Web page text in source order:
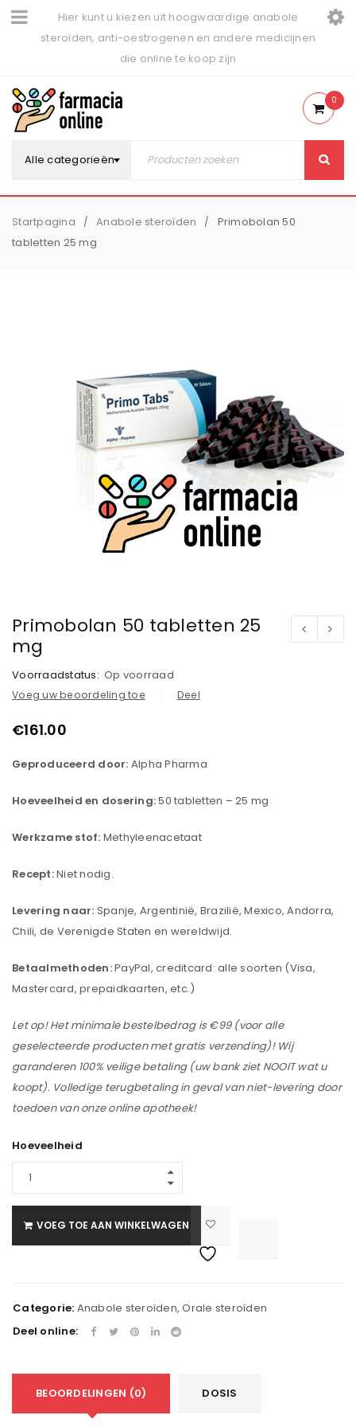
Hier kunt u kiezen uit hoogwaardige anabole
steroïden, anti-oestrogenen en andere medicijnen
die online te koop zijn
Alle categorieën
0
Startpagina / Anabole steroïden /
Primobolan 50
tabletten 25 mg
Primobolan 50 tabletten 25
mg
Voorraadstatus: Op voorraad
Voeg uw beoordeling toe Deel
€161.00
Geproduceerd door: Alpha Pharma
Hoeveelheid en dosering:50 tabletten – 25 mg
Werkzame stof: Methyleenacetaat
Recept:Niet nodig.
Levering naar: Spanje, Argentinië, Brazilië, Mexico, Andorra,
Chili, de Verenigde Staten en wereldwijd.
Betaalmethoden:PayPal, creditcard: alle soorten (Visa,
Mastercard, prepaidkaarten, etc.)
Let op! Het minimale bestelbedrag is €99 (voor alle
geselecteerde producten met gratis verzending)! Wij
garanderen 100% veilige betaling (uw bank ziet NOOIT wat u
koopt). Volledige terugbetaling in geval van niet-levering door
toedoen van onze online apotheek!
Hoeveelheid
VOEG TOE AAN WINKELWAGEN
Categorie: Anabole steroïden,Orale steroïden
Deel online:
BEOORDELINGEN (0) DOSIS